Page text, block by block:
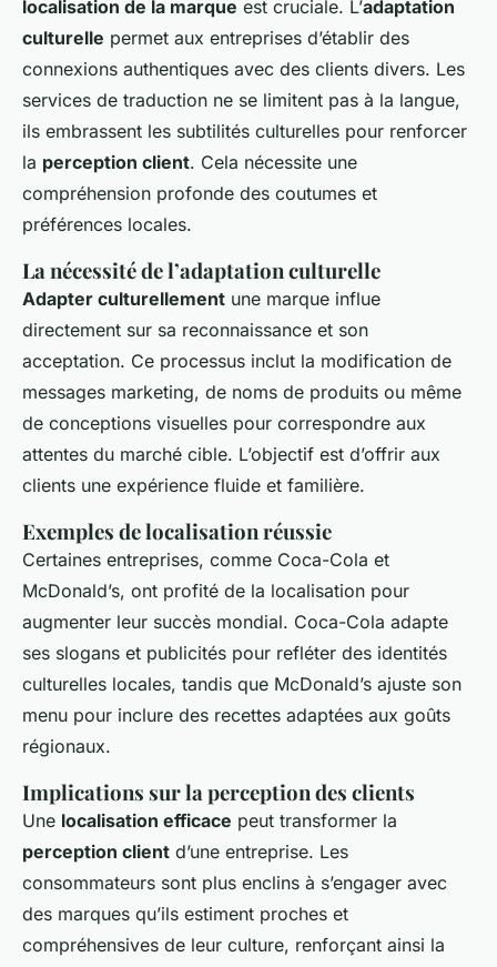
localisation de la marque est cruciale. L’adaptation
culturelle permet aux entreprises d’établir des
connexions authentiques avec des clients divers. Les
services de traduction ne se limitent pas à la langue,
ils embrassent les subtilités culturelles pour renforcer
la perception client. Cela nécessite une
compréhension profonde des coutumes et
préférences locales.
La nécessité de l’adaptation culturelle
Adapter culturellement une marque influe
directement sur sa reconnaissance et son
acceptation. Ce processus inclut la modification de
messages marketing, de noms de produits ou même
de conceptions visuelles pour correspondre aux
attentes du marché cible. L’objectif est d’offrir aux
clients une expérience fluide et familière.
Exemples de localisation réussie
Certaines entreprises, comme Coca-Cola et
McDonald’s, ont profité de la localisation pour
augmenter leur succès mondial. Coca-Cola adapte
ses slogans et publicités pour refléter des identités
culturelles locales, tandis que McDonald’s ajuste son
menu pour inclure des recettes adaptées aux goûts
régionaux.
Implications sur la perception des clients
Une localisation efficace peut transformer la
perception client d’une entreprise. Les
consommateurs sont plus enclins à s’engager avec
des marques qu’ils estiment proches et
compréhensives de leur culture, renforçant ainsi la